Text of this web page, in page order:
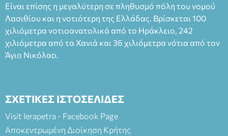
Είναι επίσης η μεγαλύτερη σε πληθυσμό πόλη του νομού
Λασιθίου και η νοτιότερη της Ελλάδας. Βρίσκεται 100
χιλιόμετρα νοτιοανατολικά από το Ηράκλειο, 242
χιλιόμετρα από τα Χανιά και 36 χιλιόμετρα νότια από τον
Άγιο Νικόλαο.
ΣΧΕΤΙΚΕΣ ΙΣΤΟΣΕΛΙΔΕΣ
Visit Ierapetra - Facebook Page
Αποκεντρωμένη Διοίκηση Κρήτης